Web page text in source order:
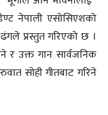
नेपाली एसोसिएशको
प्रस्तुत गरिएको छ ।
र उक्त गान सार्वजनिक
सोही गीतबाट गरिने